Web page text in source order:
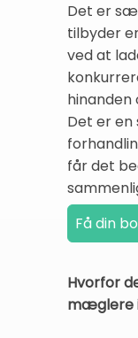
Det er
tilbyder
ved at
hinanden
Det er
får det
Hvorfor
mæglere